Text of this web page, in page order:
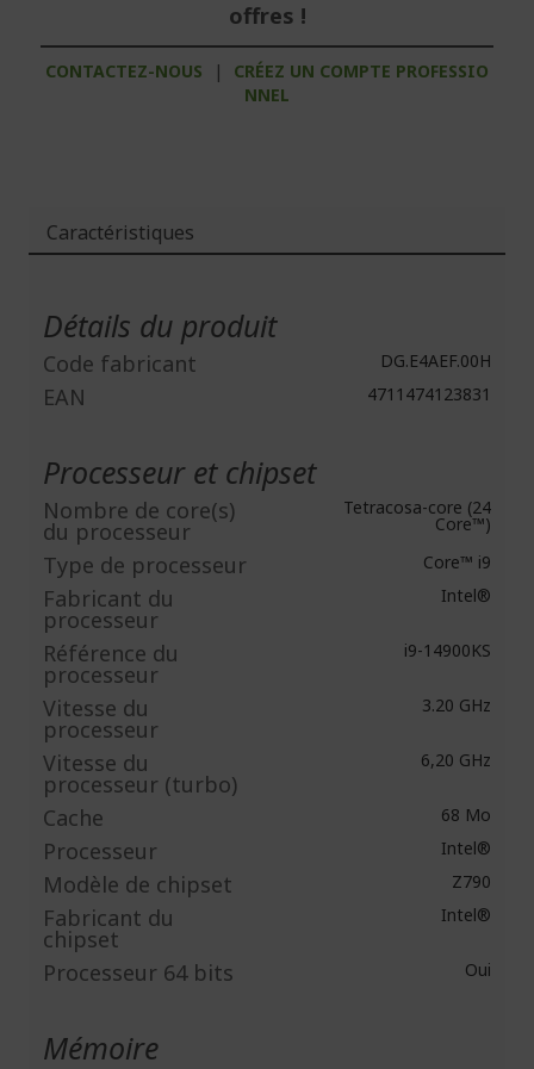
offres !
CONTACTEZ-NOUS |
CRÉEZ UN COMPTE PROFESSIO
NNEL
Caractéristiques
Détails du produit
Code fabricant DG.E4AEF.00H
EAN 4711474123831
Processeur et chipset
Nombre de core(s)
du processeur
Tetracosa-core (24
Core™)
Type de processeur Core™ i9
Fabricant du
processeur
Intel®
Référence du
processeur
i9-14900KS
Vitesse du
processeur
3.20 GHz
Vitesse du
processeur (turbo)
6,20 GHz
Cache 68 Mo
Processeur Intel®
Modèle de chipset Z790
Fabricant du
chipset
Intel®
Processeur 64 bits Oui
Mémoire